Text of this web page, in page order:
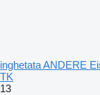
inghetata ANDERE
TK
13